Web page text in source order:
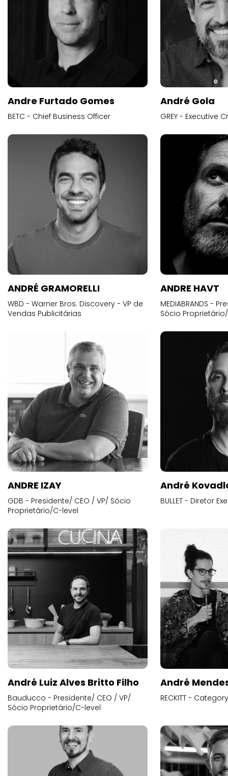
Andre Furtado Gomes
BETC - Chief Business Officer
André Gola
GREY - Executive
ANDRÉ GRAMORELLI
WBD - Warner Bros. Discovery - VP de
Vendas Publicitárias
ANDRE HAVT
MEDIABRANDS -
Sócio
ANDRE IZAY
GDB - Presidente/ CEO / VP/ Sócio
Proprietário/C-level
André
BULLET - Diretor
André Luiz Alves Britto Filho
Bauducco - Presidente/ CEO / VP/
Sócio Proprietário/C-level
André
RECKITT -